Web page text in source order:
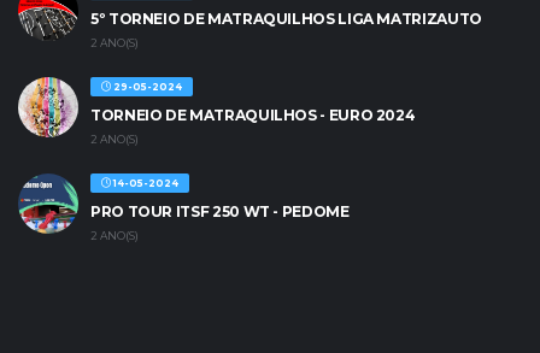
5º TORNEIO DE MATRAQUILHOS LIGA MATRIZAUTO
2 ANO(S)
29-05-2024
TORNEIO DE MATRAQUILHOS - EURO 2024
2 ANO(S)
14-05-2024
PRO TOUR ITSF 250 WT - PEDOME
2 ANO(S)